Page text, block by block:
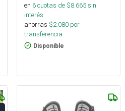
en 6cuotas de $8.665sin
interés
ahorras $2.080 por
transferencia.
Disponible